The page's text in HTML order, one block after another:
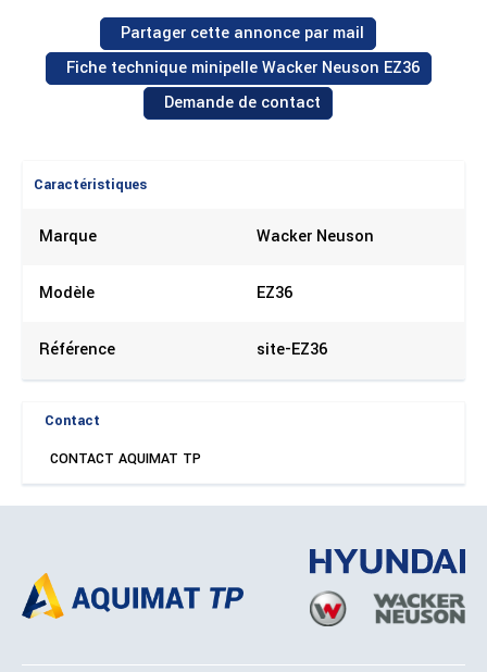
Demande de contact
Partager cette annonce par mail
Fiche technique minipelle Wacker Neuson EZ36
Caractéristiques
Marque Wacker Neuson
Modèle EZ36
Référence site-EZ36
Contact
CONTACT AQUIMAT TP